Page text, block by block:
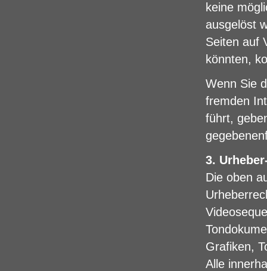
keine
ausgelöst
Seiten auf
könnten,
Wenn Sie
fremden
führt,
3.
Die oben
Grafiken,
Alle